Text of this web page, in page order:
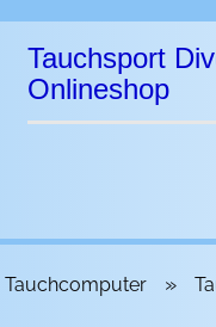
Suche...
Tauchsport
Onlineshop
Tauchcomputer »